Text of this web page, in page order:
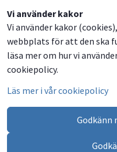
Vi använder kakor
Vi använder kakor
webbplats för att den ska
läsa mer om hur vi
cookiepolicy.
Läs mer i vår cookiepolicy
Godkänn
Dela
på
Facebook
Dela
på
Twitter
Dela
på
LinkedIn
Dela
via
email